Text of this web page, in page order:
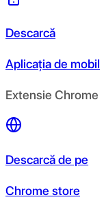
Descarcă
Aplicația de mobil
Extensie Chrome
Descarcă de pe
Chrome store